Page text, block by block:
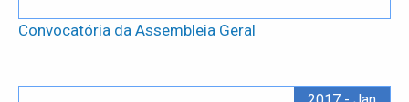
Convocatória da Assembleia Geral